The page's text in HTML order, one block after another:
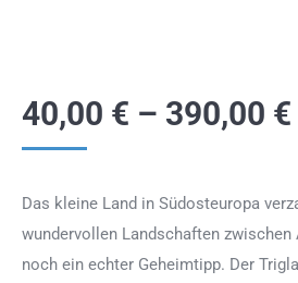
40,00 € – 390,00 €
Das kleine Land in Südosteuropa
wundervollen Landschaften zwischen
noch ein echter Geheimtipp. Der